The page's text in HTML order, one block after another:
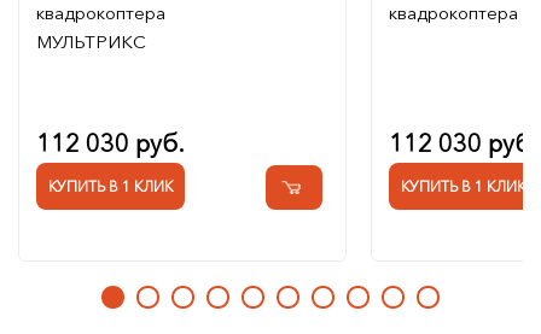
квадрокоптера
МУЛЬТРИКС
112 030 руб.
КУПИТЬ В 1 КЛИК
квадрокоптера
112 030 руб.
КУПИТЬ В 1 КЛИК